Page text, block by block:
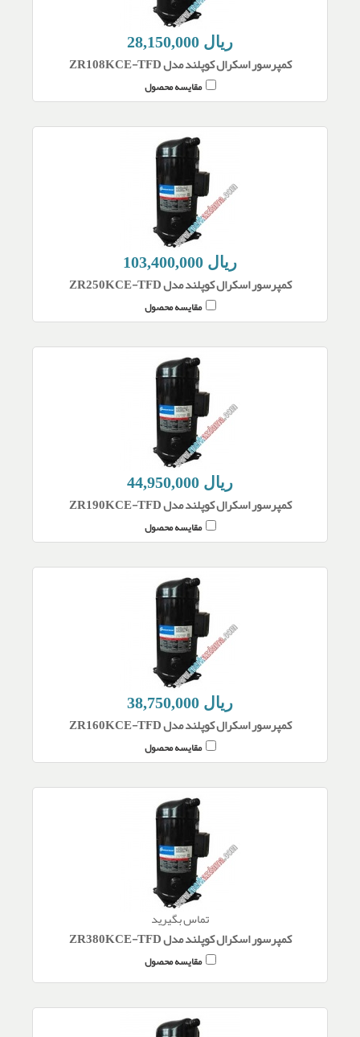
28,150,000 ریال
کمپرسور اسکرال کوپلند مدل ZR108KCE-TFD
مقایسه محصول
103,400,000 ریال
کمپرسور اسکرال کوپلند مدل ZR250KCE-TFD
مقایسه محصول
44,950,000 ریال
کمپرسور اسکرال کوپلند مدل ZR190KCE-TFD
مقایسه محصول
38,750,000 ریال
کمپرسور اسکرال کوپلند مدل ZR160KCE-TFD
مقایسه محصول
تماس بگیرید
کمپرسور اسکرال کوپلند مدل ZR380KCE-TFD
مقایسه محصول